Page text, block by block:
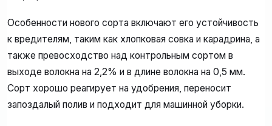
Особенности нового сорта включают его устойчивость
к вредителям, таким как хлопковая совка и карадрина, а
также превосходство над контрольным сортом в
выходе волокна на 2,2% и в длине волокна на 0,5 мм.
Сорт хорошо реагирует на удобрения, переносит
запоздалый полив и подходит для машинной уборки.